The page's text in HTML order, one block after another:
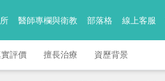
醫師專欄與衛教 部落格 線上客服
評價 擅長治療 資歷背景